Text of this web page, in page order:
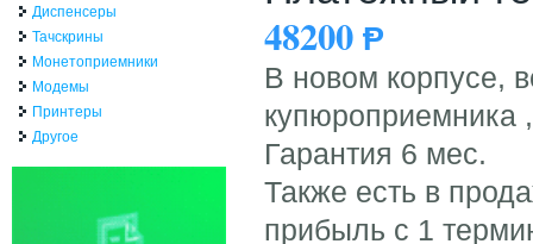
48200 Ᵽ
В новом корпусе,
купюроприемника
Гарантия 6 мес.
Также есть в
прибыль с 1
Диспенсеры
Тачскрины
Монетоприемники
Модемы
Принтеры
Другое